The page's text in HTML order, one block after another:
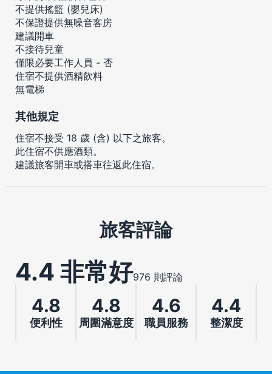
不提供搖籃 (嬰兒床)
不保證提供無噪音客房
建議開車
不接待兒童
僅限必要工作人員 - 否
住宿不提供酒精飲料
無電梯
其他規定
住宿不接受 18 歲 (含) 以下之旅客。
此住宿不供應酒類。
建議旅客開車或搭車往返此住宿。
旅客評論
4.4 非常好976 則評論
4.8
便利性
4.8
周圍滿意度
4.6
職員服務
4.4
整潔度